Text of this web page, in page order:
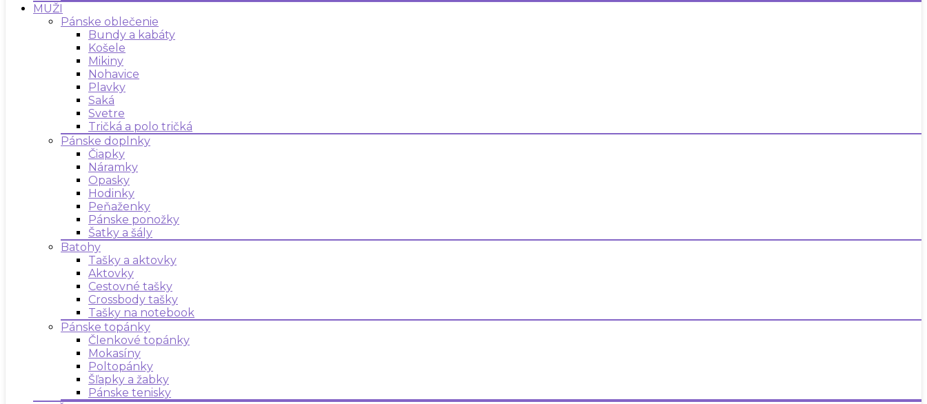
MUŽI
Pánske oblečenie
Bundy a kabáty
Košele
Mikiny
Nohavice
Plavky
Saká
Svetre
Tričká a polo tričká
Pánske doplnky
Čiapky
Náramky
Opasky
Hodinky
Peňaženky
Pánske ponožky
Šatky a šály
Batohy
Tašky a aktovky
Aktovky
Cestovné tašky
Crossbody tašky
Tašky na notebook
Pánske topánky
Členkové topánky
Mokasíny
Poltopánky
Šľapky a žabky
Pánske tenisky